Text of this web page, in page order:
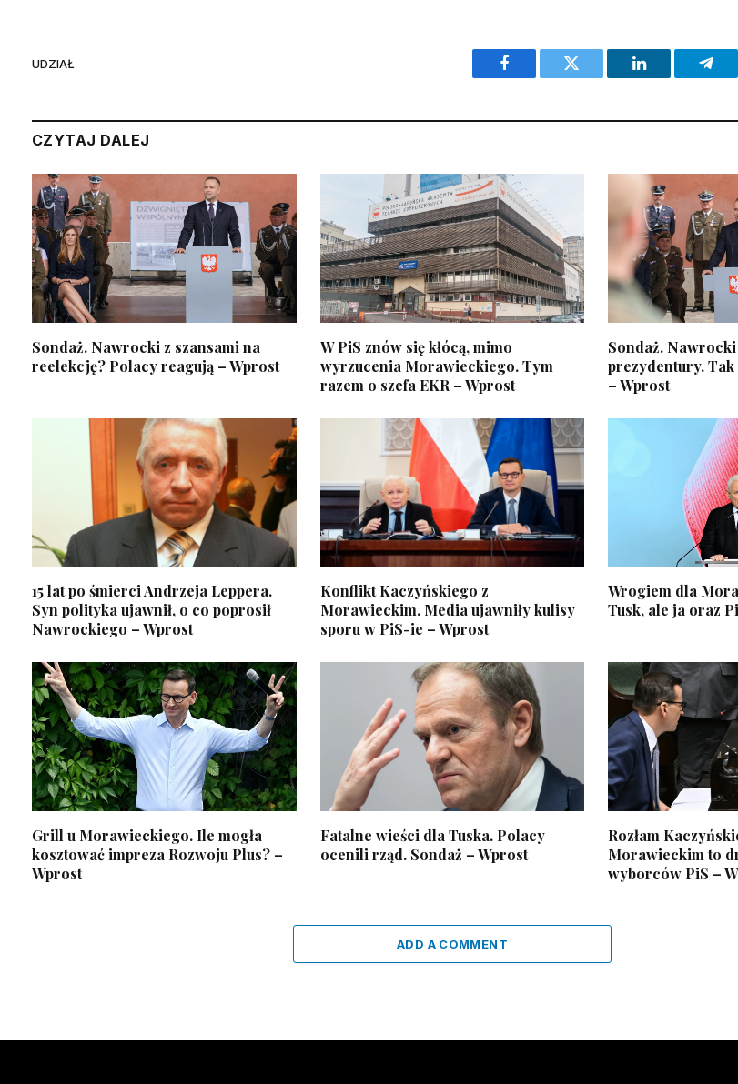
UDZIAŁ
Facebook Twitter LinkedIn
CZYTAJ DALEJ
Sondaż. Nawrocki z szansami na
reelekcję? Polacy reagują – Wprost
W PiS znów się kłócą, mimo
wyrzucenia Morawieckiego. Tym
razem o szefa EKR – Wprost
Sondaż.
prezydentury.
– Wprost
15 lat po śmierci Andrzeja Leppera.
Syn polityka ujawnił, o co poprosił
Nawrockiego – Wprost
Konflikt Kaczyńskiego z
Morawieckim. Media ujawniły kulisy
sporu w PiS-ie – Wprost
Wrogiem dla
Tusk, ale ja oraz
Grill u Morawieckiego. Ile mogła
kosztować impreza Rozwoju Plus? –
Wprost
Fatalne wieści dla Tuska. Polacy
ocenili rząd. Sondaż – Wprost
Rozłam
Morawieckim to
wyborców PiS –
ADD A COMMENT